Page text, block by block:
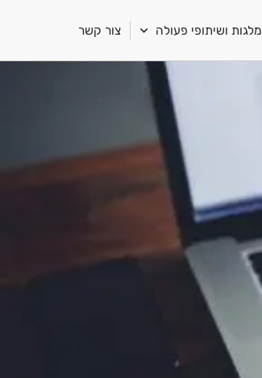
מלגות ושיתופי פעולה צור קשר